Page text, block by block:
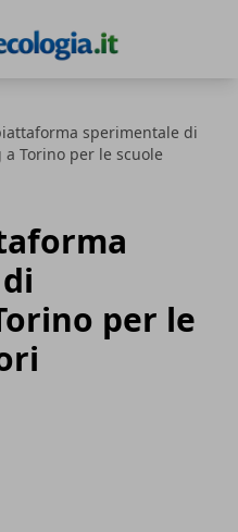
sperimentale di
Torino per le scuole
per le